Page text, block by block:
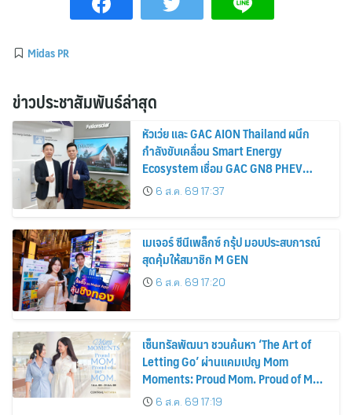
Midas PR
ข่าวประชาสัมพันธ์ล่าสุด
หัวเว่ย และ GAC AION Thailand ผนึก
กำลังขับเคลื่อน Smart Energy
Ecosystem เชื่อม GAC GN8 PHEV
รถยนต์ MPV ระดับพรีเมียม เข้ากับ
พลังงานแสงอาทิตย์ภายในบ้าน
6 ส.ค. 69 17:37
เมเจอร์ ซีนีเพล็กซ์ กรุ้ป มอบประสบการณ์
สุดคุ้มให้สมาชิก M GEN
6 ส.ค. 69 17:20
เซ็นทรัลพัฒนา ชวนค้นหา ‘The Art of
Letting Go’ ผ่านแคมเปญ Mom
Moments: Proud Mom. Proud of My
Mom.6 ส.ค. 69 17:19